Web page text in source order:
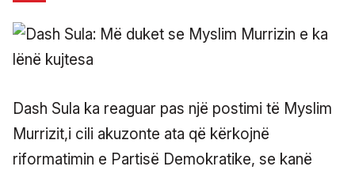
Dash Sula ka reaguar pas një postimi të Myslim
Murrizit,i cili akuzonte ata që kërkojnë
riformatimin e Partisë Demokratike, se kanë